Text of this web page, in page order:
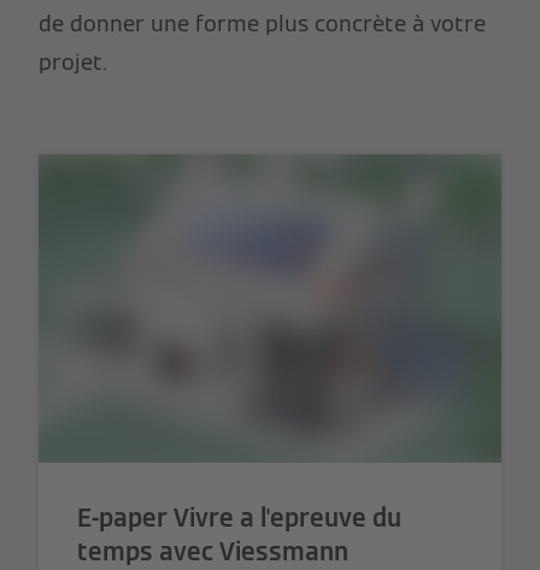
de donner une forme plus concrète à votre
projet.
E-paper Vivre a l'epreuve du
temps avec Viessmann